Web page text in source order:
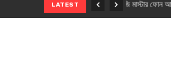
LATEST মোবাইল